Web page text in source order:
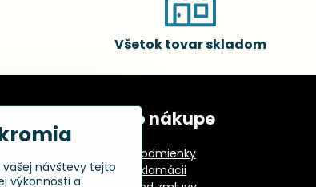
Všetok tovar skladom
Všetko o nákupe
Obchodné podmienky
Postup pri reklamácii
návštevy tejto
výkonnosti a